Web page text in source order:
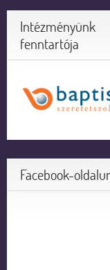
Intézményünk
fenntartója
Facebook-